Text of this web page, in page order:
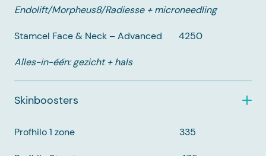
Endolift/Morpheus8/Radiesse + microneedling
Stamcel Face & Neck – Advanced 4250
Alles-in-één: gezicht + hals
Skinboosters
Profhilo 1 zone 335